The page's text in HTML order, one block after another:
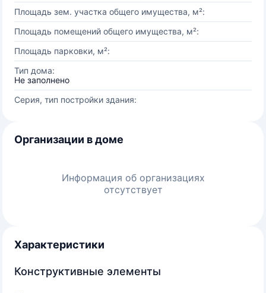
Площадь зем. участка общего имущества, м²:
Площадь помещений общего имущества, м²:
Площадь парковки, м²:
Тип дома:
Не заполнено
Серия, тип постройки здания:
Организации в доме
Информация об организациях
отсутствует
Характеристики
Конструктивные элементы